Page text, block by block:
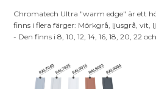
Chromatech Ultra "warm edge" är ett
finns i flera färger: Mörkgrå, ljusgrå, vit,
- Den finns i 8, 10, 12, 14, 16, 18, 20, 22